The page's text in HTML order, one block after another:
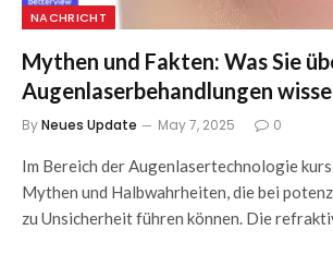
NACHRICHT
Mythen und Fakten: Was Sie
Augenlaserbehandlungen
ByNeues Update May 7, 2025 0
Im Bereich der Augenlasertechnologie
Mythen und Halbwahrheiten, die bei
zu Unsicherheit führen können. Die